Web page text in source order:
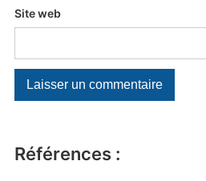
Références :
Site web